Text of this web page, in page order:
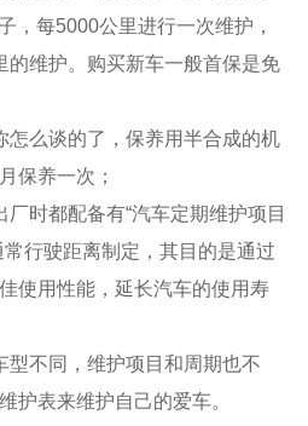
，每5000公里进行一次维护，
的维护。购买新车一般首保是免
怎么谈的了，保养用半合成的机
保养一次；
时都配备有“汽车定期维护项目
行驶距离制定，其目的是通过
使用性能，延长汽车的使用寿
型不同，维护项目和周期也不
护表来维护自己的爱车。